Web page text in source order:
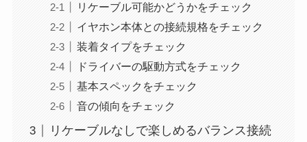
リケーブル可能かどうかをチェック
イヤホン本体との接続規格をチェック
装着タイプをチェック
ドライバーの駆動方式をチェック
基本スペックをチェック
音の傾向をチェック
リケーブルなしで楽しめるバランス接続